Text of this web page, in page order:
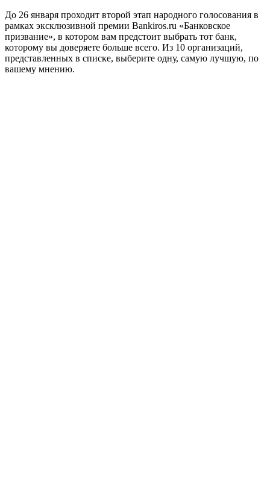
До 26 января проходит второй этап народного голосования в
рамках эксклюзивной премии Bankiros.ru «Банковское
призвание», в котором вам предстоит выбрать тот банк,
которому вы доверяете больше всего. Из 10 организаций,
представленных в списке, выберите одну, самую лучшую, по
вашему мнению.